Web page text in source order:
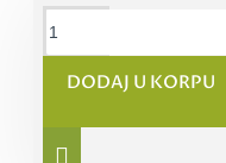
DODAJ U KORPU
Napomena:Nastojimo da
budemo što precizniji u opisu